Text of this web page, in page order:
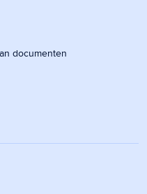
documenten